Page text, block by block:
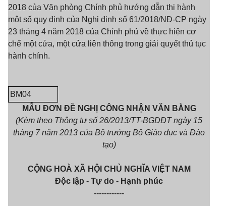
2018 của Văn phòng Chính phủ hướng dẫn thi hành
một số quy định của Nghị định số 61/2018/NĐ-CP ngày
23 tháng 4 năm 2018 của Chính phủ về thực hiện cơ
chế một cửa, một cửa liên thông trong giải quyết thủ tục
hành chính.
BM04
MẪU ĐƠN ĐỀ NGHỊ CÔNG NHẬN VĂN BẰNG
(Kèm theo Thông tư số 26/2013/TT-BGDĐT ngày 15
tháng 7 năm 2013 của Bộ trưởng Bộ Giáo dục và Đào
tạo)
CỘNG HOÀ XÃ HỘI CHỦ NGHĨA VIỆT NAM
Độc lập - Tự do - Hạnh phúc
------------